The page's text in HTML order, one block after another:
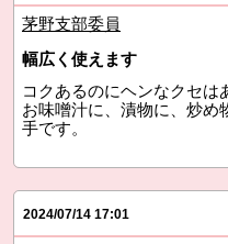
茅野支部委員
幅広く使えます
コクあるのにヘンなクセは
お味噌汁に、漬物に、炒め
手です。
2024/07/14 17:01